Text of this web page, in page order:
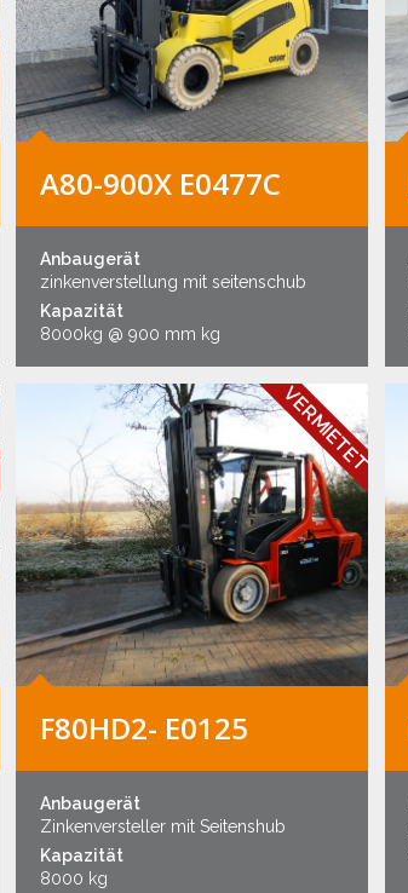
A80-900X E0477C
Anbaugerät
zinkenverstellung mit seitenschub
Kapazität
8000kg @ 900 mm kg
VERMIETET
F80HD2- E0125
Anbaugerät
Zinkenversteller mit Seitenshub
Kapazität
8000 kg